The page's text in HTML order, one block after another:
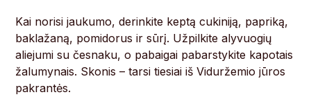
Kai norisi jaukumo, derinkite keptą cukiniją, papriką,
baklažaną, pomidorus ir sūrį. Užpilkite alyvuogių
aliejumi su česnaku, o pabaigai pabarstykite kapotais
žalumynais. Skonis – tarsi tiesiai iš Viduržemio jūros
pakrantės.